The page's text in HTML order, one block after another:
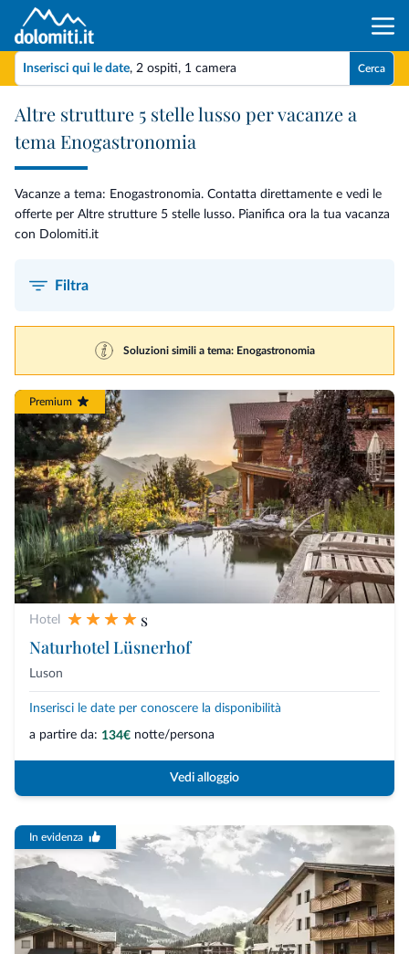
Inserisci qui le date, 2 ospiti, 1 camera Cerca
Altre strutture 5 stelle lusso per vacanze a
tema Enogastronomia
Vacanze a tema: Enogastronomia. Contatta direttamente e vedi le
offerte per Altre strutture 5 stelle lusso. Pianifica ora la tua vacanza
con Dolomiti.it
Filtra
Soluzioni simili a tema: Enogastronomia
Premium
Hotel
s
Naturhotel Lüsnerhof
Luson
Inserisci le date per conoscere la disponibilità
a partire da: 134€ notte/persona
Vedi alloggio
In evidenza